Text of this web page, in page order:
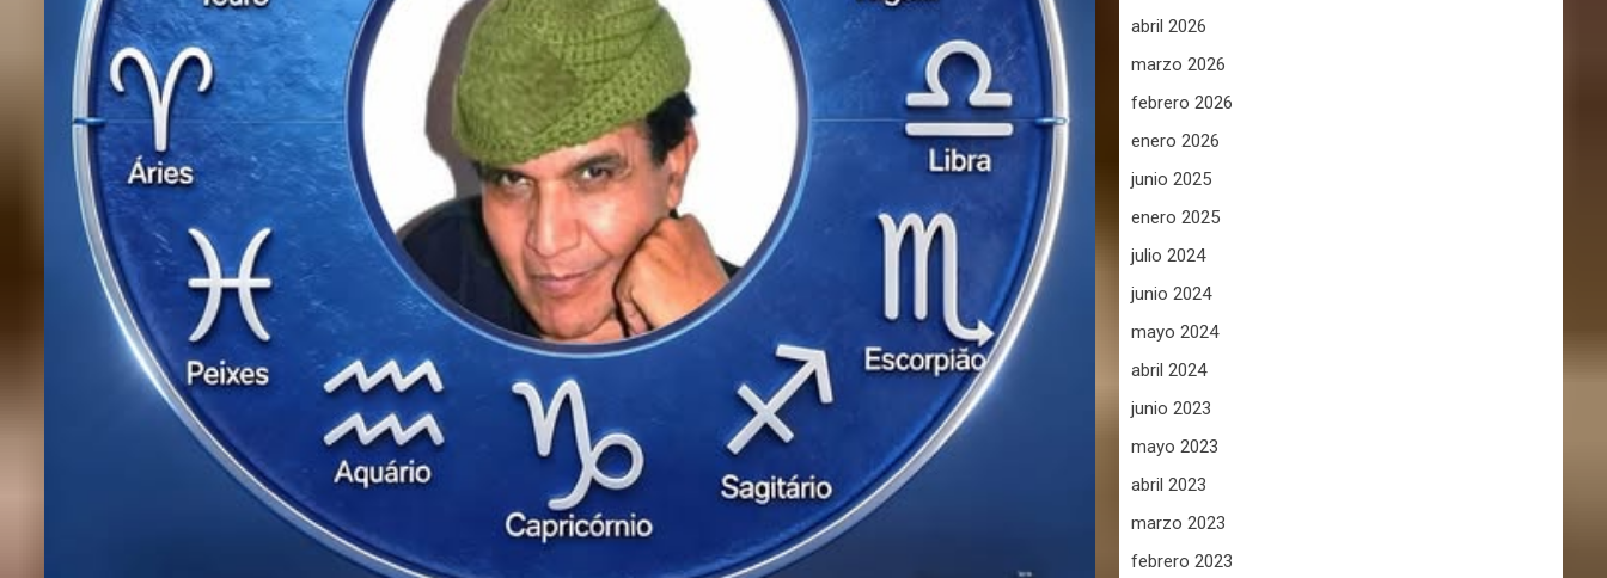
abril 2026
marzo 2026
febrero 2026
enero 2026
junio 2025
enero 2025
julio 2024
junio 2024
mayo 2024
abril 2024
junio 2023
mayo 2023
abril 2023
marzo 2023
febrero 2023